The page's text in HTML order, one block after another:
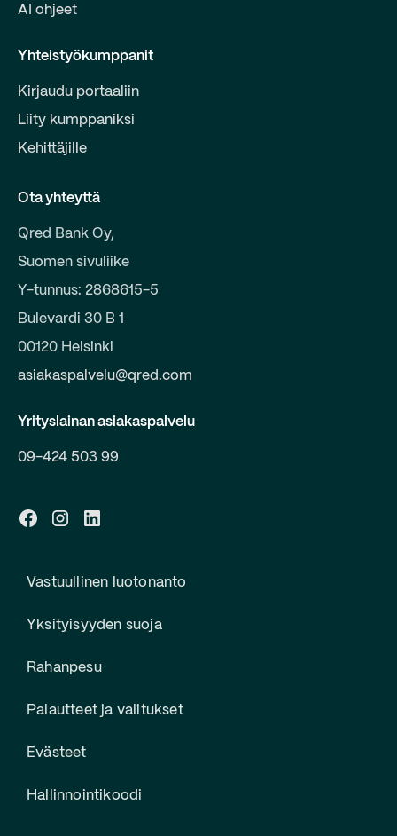
AI ohjeet
Yhteistyökumppanit
Kirjaudu portaaliin
Liity kumppaniksi
Kehittäjille
Ota yhteyttä
Qred Bank Oy,
Suomen sivuliike
Y-tunnus: 2868615-5
Bulevardi 30 B 1
00120 Helsinki
asiakaspalvelu@qred.com
Yrityslainan asiakaspalvelu
09-424 503 99
Vastuullinen luotonanto
Yksityisyyden suoja
Rahanpesu
Palautteet ja valitukset
Evästeet
Hallinnointikoodi